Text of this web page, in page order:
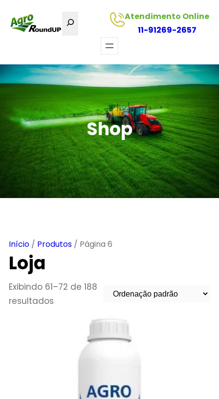
Pesquisa
Atendimento Online
11-91269-2657
Shop
Início/ Produtos/ Página 6
Loja
Exibindo 61–72 de 188
resultados